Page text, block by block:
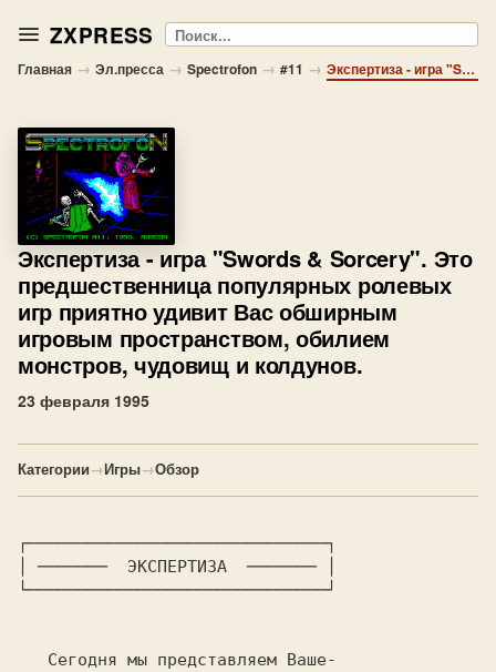
ZXPRESS Поиск
Главная → Эл.пресса → Spectrofon → #11 → Экспертиза - игра "Swords & Sorcery". Это предшественница популярных ролевых игр приятно удивит Вас обширным игровым пространством, обилием монстров, чудовищ и колдунов.
Экспертиза- игра "Swords & Sorcery". Это
предшественница популярных ролевых
игр приятно удивит Вас обширным
игровым пространством, обилием
монстров, чудовищ и колдунов.
23 февраля 1995
Категории→Игры→Обзор
┌──────────────────────────────┐
─────── ЭКСПЕРТИЗА ───────
└──────────────────────────────┘